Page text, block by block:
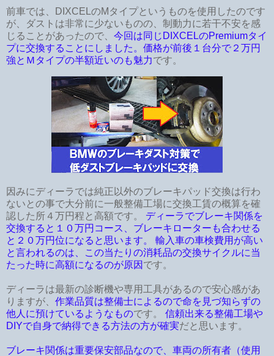
前車では、DIXCELのMタイプというものを使用したのです
が、ダストは非常に少ないものの、制動力に若干不安を感
じることがあったので、 今回は同じDIXCELのPremiumタイ
プに交換することにしました。価格が前後１台分で２万円
強とＭタイプの半額近いのも魅力です。
因みにディーラでは純正以外のブレーキパッド交換は行わ
ないとの事で大分前に一般整備工場に交換工賃の概算を確
認した所４万円程と高額です。 ディーラでブレーキ関係を
交換すると１０万円コース、ブレーキローターも合わせる
と２０万円位になると思います。 輸入車の車検費用が高い
と言われるのは、この当たりの消耗品の交換サイクルに当
たった時に高額になるのが原因 です。
ディーラは最新の診断機や専用工具があるので安心感があ
りますが、 作業品質は整備士によるので命を見づ知らずの
他人に預けているようなものです。 信頼出来る整備工場や
DIYで自身で納得できる方法の方が確実だと思います。
ブレーキ関係は重要保安部品なので、車両の所有者（使用